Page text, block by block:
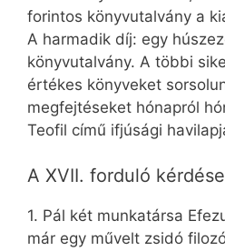
forintos könyvutalvány a
A harmadik díj: egy
könyvutalvány. A többi
értékes könyveket
megfejtéseket hónapról
Teofil című ifjúsági
A XVII. forduló
1. Pál két munkatársa
már egy művelt zsidó